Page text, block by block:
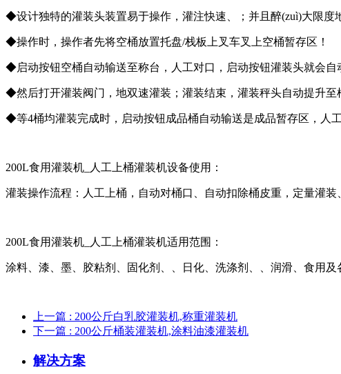
◆设计独特的灌装头装置易于操作，灌注快速、；并且醉(zuì)大限度
◆操作时，操作者先将空桶放置托盘/栈板上叉车叉上空桶暂存区！
◆启动按钮空桶自动输送至称台，人工对口，启动按钮灌装头就会自
◆然后打开灌装阀门，地双速灌装；灌装结束，灌装秤头自动提升至
◆等4桶均灌装完成时，启动按钮成品桶自动输送是成品暂存区，人
200L食用灌装机_人工上桶灌装机设备使用：
灌装操作流程：人工上桶，自动对桶口、自动扣除桶皮重，定量灌装
200L食用灌装机_人工上桶灌装机适用范围：
涂料、漆、墨、胶粘剂、固化剂、、日化、洗涤剂、、润滑、食用及
上一篇 : 200公斤白乳胶灌装机,称重灌装机
下一篇 : 200公斤桶装灌装机,涂料油漆灌装机
解决方案